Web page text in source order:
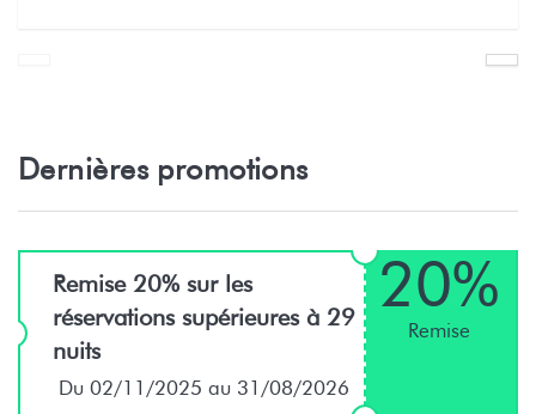
Dernières promotions
Remise 20% sur les
réservations supérieures à 29
nuits
Du 02/11/2025 au 31/08/2026
20%
Remise